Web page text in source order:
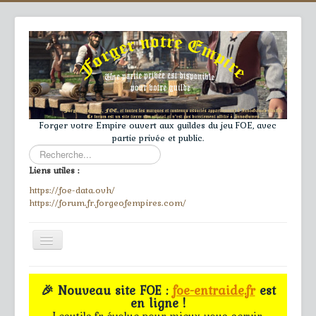
Forger votre Empire ouvert aux guildes du jeu FOE, avec
partie privée et public.
Rechercher
Liens utiles :
https://foe-data.ovh/
https://forum.fr.forgeofempires.com/
Toggle
Navigation
≡
Accueil
🎉 Nouveau site FOE :foe-entraide.frest
en ligne !